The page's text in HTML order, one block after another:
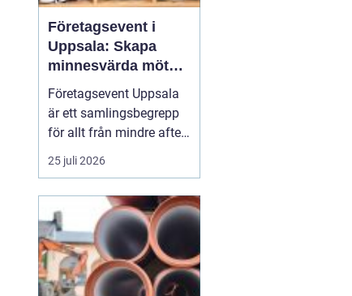
Företagsevent i
Uppsala: Skapa
minnesvärda möten
som bygger
starkare team
Företagsevent Uppsala
är ett samlingsbegrepp
för allt från mindre after
work-träffar till större
konferenser och
Fyrishovs bowling är ett
exempel på hur en
genomtänkt miljö kan...
25 juli 2026